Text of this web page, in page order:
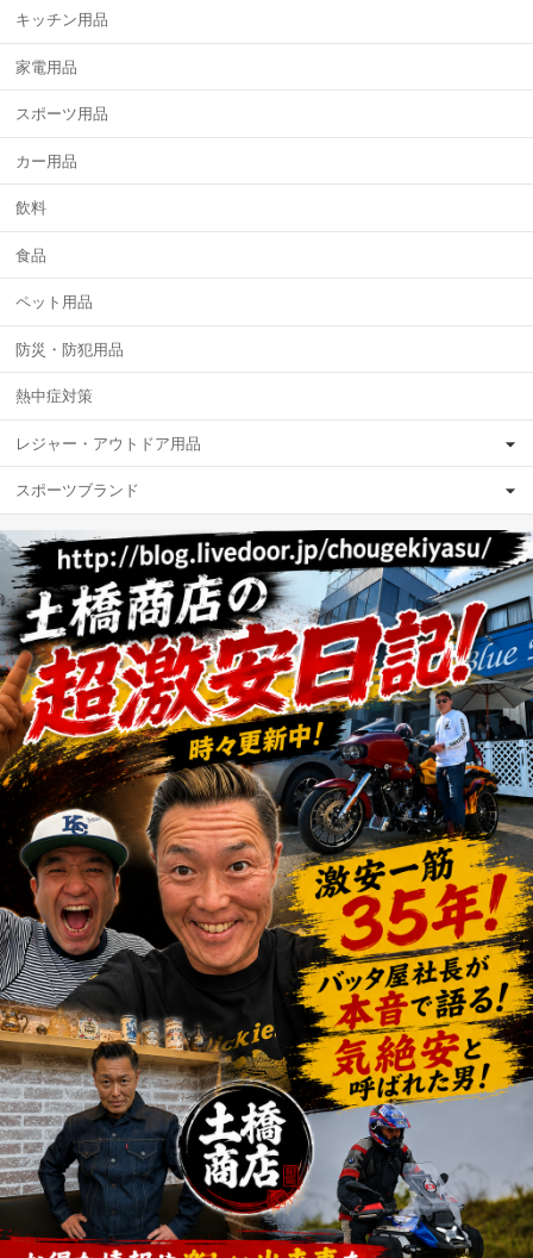
キッチン用品
家電用品
スポーツ用品
カー用品
飲料
食品
ペット用品
防災・防犯用品
熱中症対策
レジャー・アウトドア用品
スポーツブランド